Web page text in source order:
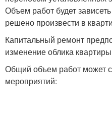
Объем работ будет
решено произвести в
Капитальный ремонт
изменение облика квартиры
Общий объем работ может
мероприятий: